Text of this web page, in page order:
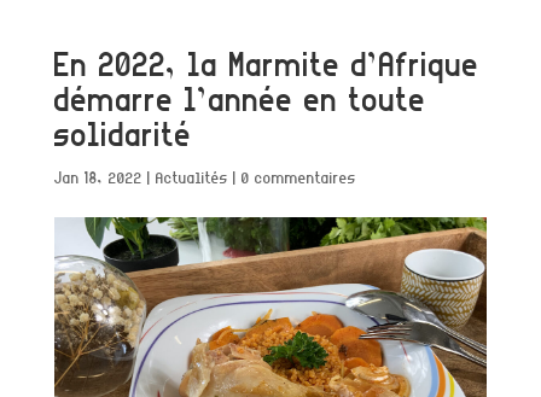
En 2022, la Marmite d’Afrique
démarre l’année en toute
solidarité
Jan 18, 2022 | Actualités | 0 commentaires